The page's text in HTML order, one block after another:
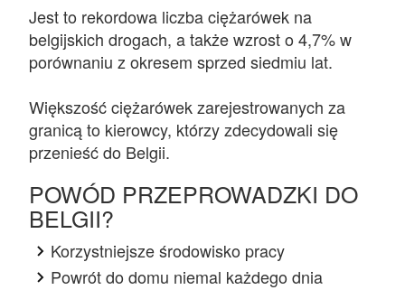
Jest to rekordowa liczba ciężarówek na
belgijskich drogach, a także wzrost o 4,7% w
porównaniu z okresem sprzed siedmiu lat.
Większość ciężarówek zarejestrowanych za
granicą to kierowcy, którzy zdecydowali się
przenieść do Belgii.
POWÓD PRZEPROWADZKI DO
BELGII?
Korzystniejsze środowisko pracy
Powrót do domu niemal każdego dnia